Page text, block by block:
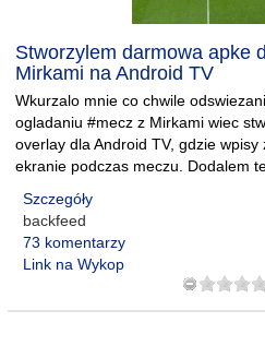
Stworzylem darmowa apke
Mirkami na Android TV
Wkurzalo mnie co chwile
ogladaniu #mecz z Mirkami wiec
overlay dla Android TV, gdzie
ekranie podczas meczu. Dodalem
Szczegóły
backfeed
73 komentarzy
Link na Wykop